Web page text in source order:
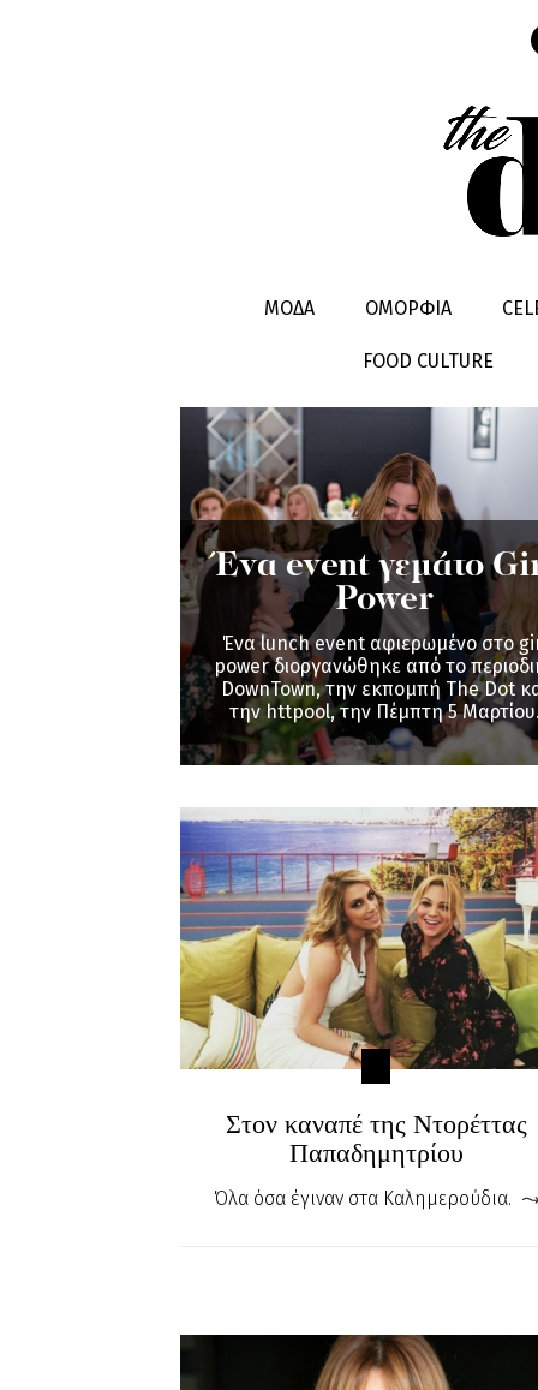
ΜΟΔΑ ΟΜΟΡΦΙΑ
FOOD CULTURE
ΝAΝΣΥ
Ένα event γεμάτο
Power
Ένα lunch event αφιερωμένο στο
power διοργανώθηκε από το
DownTown, την εκπομπή The Dot
την httpool, την Πέμπτη 5
Στον καναπέ της Ντορέττας
Παπαδημητρίου
Όλα όσα έγιναν στα Καλημερούδια.